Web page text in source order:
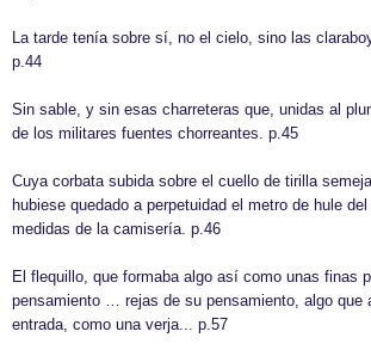
La tarde tenía sobre sí, no el cielo, sino las
p.44
Sin sable, y sin esas charreteras que, unidas al
de los militares fuentes chorreantes. p.45
Cuya corbata subida sobre el cuello de tirilla
hubiese quedado a perpetuidad el metro de hule
medidas de la camisería. p.46
El flequillo, que formaba algo así como unas finas
pensamiento … rejas de su pensamiento, algo que
entrada, como una verja... p.57